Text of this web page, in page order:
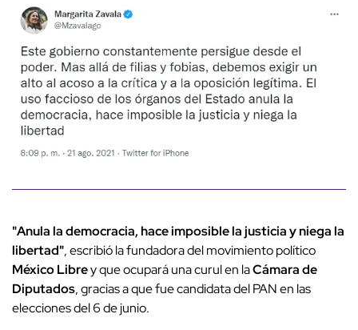
"Anula la democracia, hace imposible la justicia y niega la
libertad", escribió la fundadora del movimiento político
México Librey que ocupará una curul en laCámara de
Diputados, gracias a que fue candidata del PAN en las
elecciones del 6 de junio.